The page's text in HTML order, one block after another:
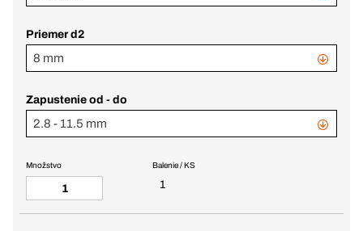
Priemer d2
8 mm
Zapustenie od - do
2.8 - 11.5 mm
Balenie / KS
1
Množstvo